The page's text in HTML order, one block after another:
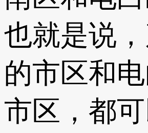
也就是说
的市区和
市区，都